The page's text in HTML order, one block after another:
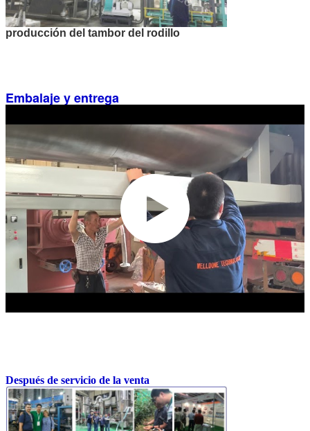
producción del tambor del rodillo
Embalaje y entrega
Después de servicio de la venta